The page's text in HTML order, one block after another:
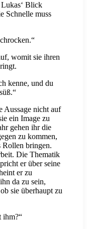
Blick
Schnelle muss
womit sie ihren
kenne, und du
Aussage nicht auf
ein Image zu
gehen ihr die
zu kommen,
Rollen bringen.
Die Thematik
er über seine
er zu
da zu sein,
sie überhaupt zu
ihm?“